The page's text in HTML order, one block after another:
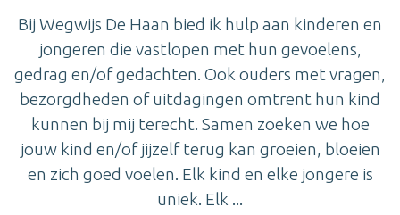
Bij Wegwijs De Haan bied ik hulp aan kinderen en
jongeren die vastlopen met hun gevoelens,
gedrag en/of gedachten. Ook ouders met vragen,
bezorgdheden of uitdagingen omtrent hun kind
kunnen bij mij terecht. Samen zoeken we hoe
jouw kind en/of jijzelf terug kan groeien, bloeien
en zich goed voelen. Elk kind en elke jongere is
uniek. Elk ...